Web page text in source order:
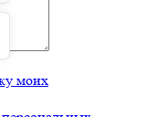
моих